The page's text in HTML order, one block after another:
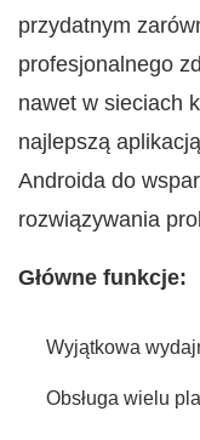
przydatnym
profesjonalnego
nawet w sieciach
najlepszą
Androida do
rozwiązywania
Główne funkcje:
Wyjątkowa
Obsługa wielu